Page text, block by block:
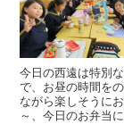
今日の西遠は特別
で、お昼の時間を
ながら楽しそうに
～、今日のお弁当